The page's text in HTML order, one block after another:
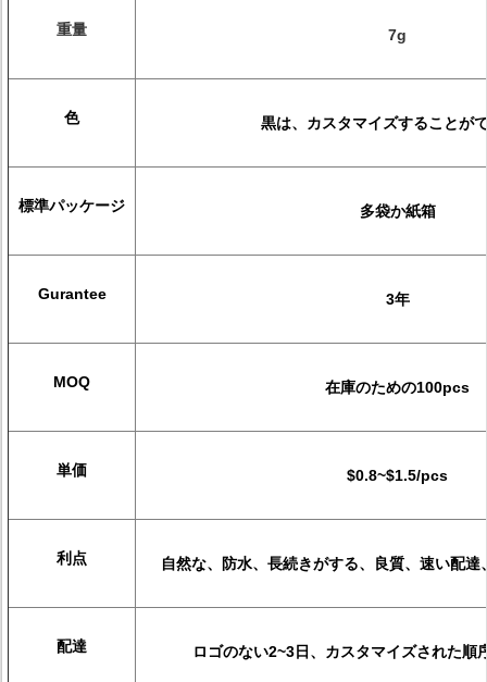
重量 7g
色 黒は、カスタマイズすることが
標準パッケージ 多袋か紙箱
Gurantee 3年
MOQ 在庫のための100pcs
単価 $0.8~$1.5/pcs
利点 自然な、防水、長続きがする、良質、速い配
配達 ロゴのない2~3日、カスタマイズされた順